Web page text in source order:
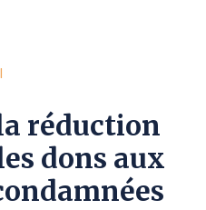
réduction
dons aux